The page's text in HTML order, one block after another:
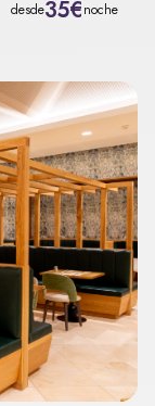
desde35€noche